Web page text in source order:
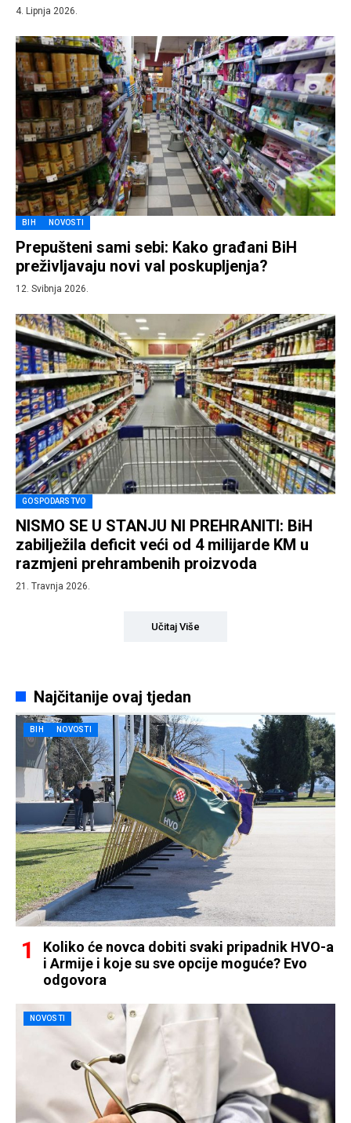
4. Lipnja 2026.
BIH NOVOSTI
Prepušteni sami sebi: Kako građani BiH
preživljavaju novi val poskupljenja?
12. Svibnja 2026.
GOSPODARSTVO
NISMO SE U STANJU NI PREHRANITI: BiH
zabilježila deficit veći od 4 milijarde KM u
razmjeni prehrambenih proizvoda
21. Travnja 2026.
Učitaj Više
Najčitanije ovaj tjedan
BIH NOVOSTI
Koliko će novca dobiti svaki pripadnik HVO-a
i Armije i koje su sve opcije moguće? Evo
odgovora
NOVOSTI